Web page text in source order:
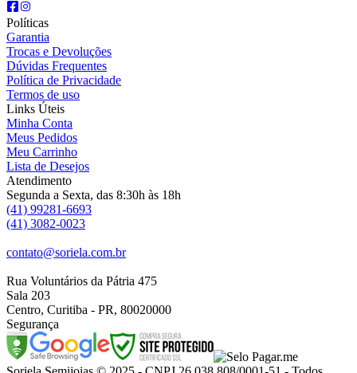
Políticas
Garantia
Trocas e Devoluções
Dúvidas Frequentes
Política de Privacidade
Termos de uso
Links Úteis
Minha Conta
Meus Pedidos
Meu Carrinho
Lista de Desejos
Atendimento
Segunda a Sexta, das 8:30h às 18h
(41) 99281-6693
(41) 3082-0023
contato@soriela.com.br
Rua Voluntários da Pátria 475
Sala 203
Centro, Curitiba - PR, 80020000
Segurança